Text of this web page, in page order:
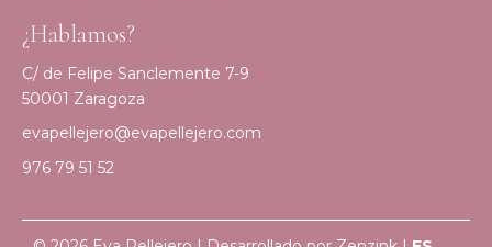
¿Hablamos?
C/ de Felipe Sanclemente 7-9
50001 Zaragoza
evapellejero@evapellejero.com
976 79 51 52